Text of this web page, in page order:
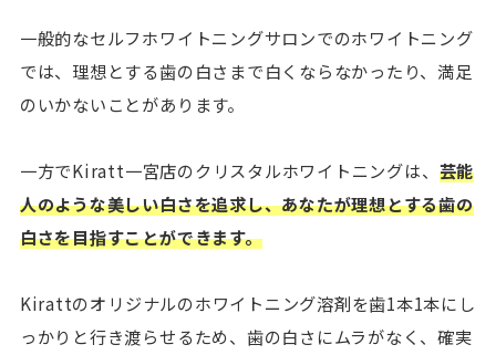
一般的なセルフホワイトニングサロンでのホワイトニング
では、理想とする歯の白さまで白くならなかったり、満足
のいかないことがあります。
一方でKiratt一宮店のクリスタルホワイトニングは、 芸能
人のような美しい白さを追求し、あなたが理想とする歯の
白さを目指すことができます。
Kirattのオリジナルのホワイトニング溶剤を歯1本1本にし
っかりと行き渡らせるため、歯の白さにムラがなく、確実